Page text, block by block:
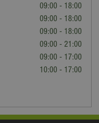
09:00 - 18:00
09:00 - 18:00
09:00 - 18:00
09:00 - 21:00
09:00 - 17:00
10:00 - 17:00